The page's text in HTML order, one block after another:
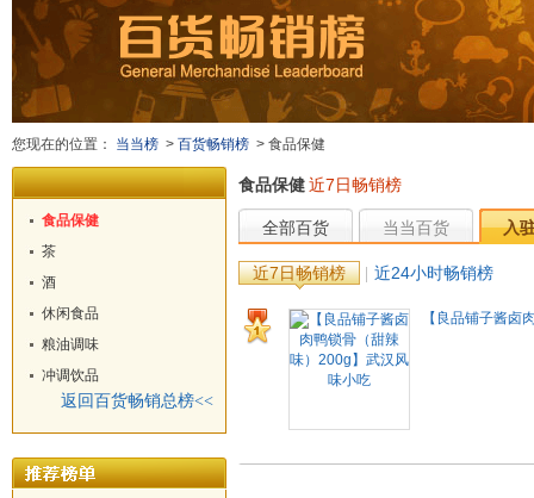
键
盲
模
您现在的位置： 当当榜 > 百货畅销榜 > 食品保健
食品保健
茶
酒
休闲食品
粮油调味
冲调饮品
返回百货畅销总榜<<
食品保健近7日畅销榜
全部百货 当当百货 入
近7日畅销榜 近24小时畅销榜
【良品铺子酱卤